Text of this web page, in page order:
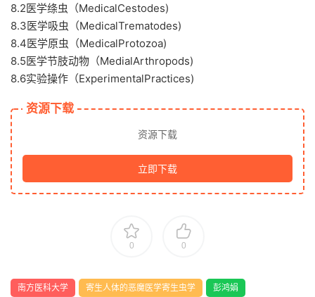
8.2医学绦虫（MedicalCestodes)
8.3医学吸虫（MedicalTrematodes)
8.4医学原虫（MedicalProtozoa)
8.5医学节肢动物（MedialArthropods)
8.6实验操作（ExperimentalPractices)
资源下载
资源下载
立即下载
0 0
南方医科大学 寄生人体的恶魔医学寄生虫学 彭鸿娟